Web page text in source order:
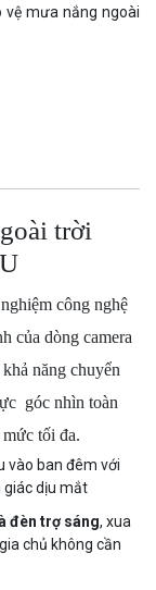
vệ mưa nắng ngoài
trời
công nghệ
của dòng camera
năng chuyển
góc nhìn toàn
tối đa.
vào ban đêm với
giác dịu mắt
đèn trợ sáng, xua
chủ không cần